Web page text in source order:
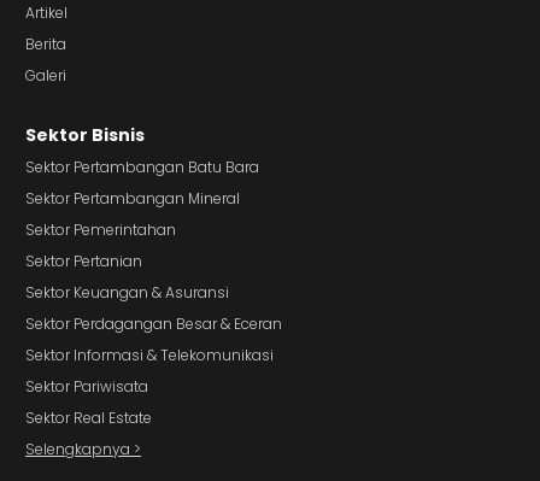
Artikel
Berita
Galeri
Sektor Bisnis
Sektor Pertambangan Batu Bara
Sektor Pertambangan Mineral
Sektor Pemerintahan
Sektor Pertanian
Sektor Keuangan & Asuransi
Sektor Perdagangan Besar & Eceran
Sektor Informasi & Telekomunikasi
Sektor Pariwisata
Sektor Real Estate
Selengkapnya >